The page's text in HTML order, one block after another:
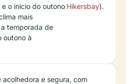
o início do outono
mais
temporada de
outono à
Hikersbay).
acolhedora e segura, com